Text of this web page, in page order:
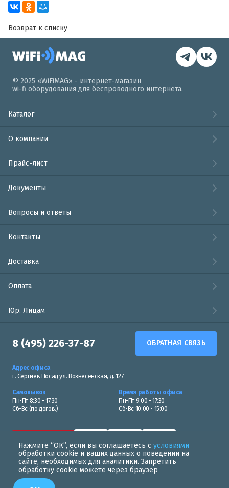
Нажмите “ОК”, если вы соглашаетесь с условиями
обработки cookie и ваших данных о поведении на
сайте, необходимых для аналитики. Запретить
обработку cookie можете через браузер
Возврат к списку
© 2025 «WiFiMAG» - интернет-магазин
wi-fi оборудования для беспроводного интернета.
Каталог
О компании
Прайс-лист
Документы
Вопросы и ответы
Контакты
Доставка
Оплата
Юр. Лицам
8 (495) 226-37-87 ОБРАТНАЯ СВЯЗЬ
Адрес офиса
г. Сергиев Посад ул. Вознесенская, д. 127
Самовывоз
Пн-Пт 8:30 - 17:30
Сб-Вс (по догов.)
Время работы офиса
Пн-Пт 9:00 - 17:30
Сб-Вс 10:00 - 15:00
Политика в области обработки персональных данных